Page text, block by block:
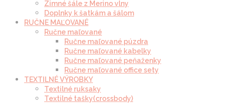
Zimné šále z Merino vlny
Doplnky k šatkám a šálom
RUČNE MAĽOVANÉ
Ručne maľované
Ručne maľované púzdra
Ručne maľované kabelky
Ručne maľované peňaženky
Ručne maľované office sety
TEXTILNÉ VÝROBKY
Textilné ruksaky
Textilné tašky(crossbody)